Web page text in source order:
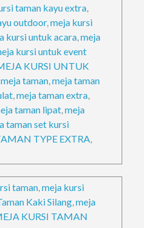
taman kayu extra,
outdoor,meja kursi
kursi untuk acara,meja
kursi untuk event
KURSI UNTUK
meja taman,meja taman
,meja taman extra,
taman lipat,meja
taman set kursi
TYPE EXTRA,
taman,meja kursi
Kaki Silang,meja
KURSI TAMAN